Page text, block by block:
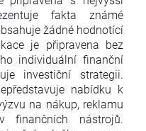
fakta známé
žádné hodnotící
je připravena bez
individuální finanční
investiční strategii.
nabídku k
na nákup, reklamu
finančních nástrojů.